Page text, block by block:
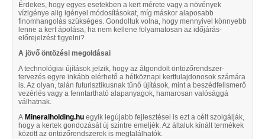
Érdekes, hogy egyes esetekben a kert mérete vagy a növények
vízigénye alig igényel módosításokat, míg máskor alaposabb
finomhangolás szükséges. Gondoltuk volna, hogy mennyivel könnyebb
lenne a kert ápolása, ha nem kellene folyamatosan az időjárás-
előrejelzést figyelni?
A jövő öntözési megoldásai
A technológiai újítások jelzik, hogy az átgondolt öntözőrendszer-
tervezés egyre inkább elérhető a hétköznapi kerttulajdonosok számára
is. Az olyan, talán futurisztikusnak tűnő újítások, mint a beszédfelismerő
vezérlés vagy a fenntartható alapanyagok, hamarosan valósággá
válhatnak.
A Mineralholding.hu egyik legújabb fejlesztései is ezt a célt szolgálják,
hogy a kertek gondozását új szintre emeljék. Az általuk kínált termékek
között az öntözőrendszerek is megtalálhatók.